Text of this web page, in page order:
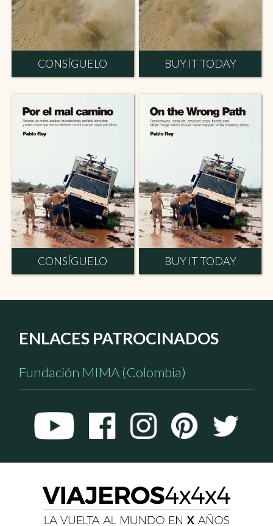
CONSÍGUELO BUY IT TODAY
CONSÍGUELO BUY IT TODAY
ENLACES PATROCINADOS
Fundación MIMA (Colombia)